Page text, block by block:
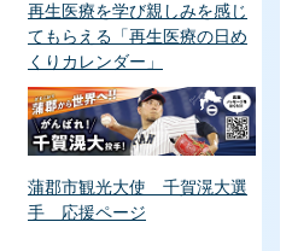
再生医療を学び親しみを感じ
てもらえる「再生医療の日め
くりカレンダー」
蒲郡市観光大使 千賀滉大選
手 応援ページ